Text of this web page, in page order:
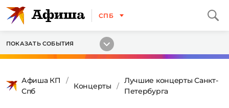
СПБ
ПОКАЗАТЬ СОБЫТИЯ
Афиша КП
Спб
Концерты
Лучшие концерты Санкт-
Петербурга